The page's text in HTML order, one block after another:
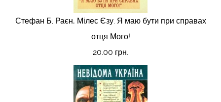
Стефан Б. Раєн, Мілес Єзу. Я маю бути при справах
отця Мого!
20.00 грн.